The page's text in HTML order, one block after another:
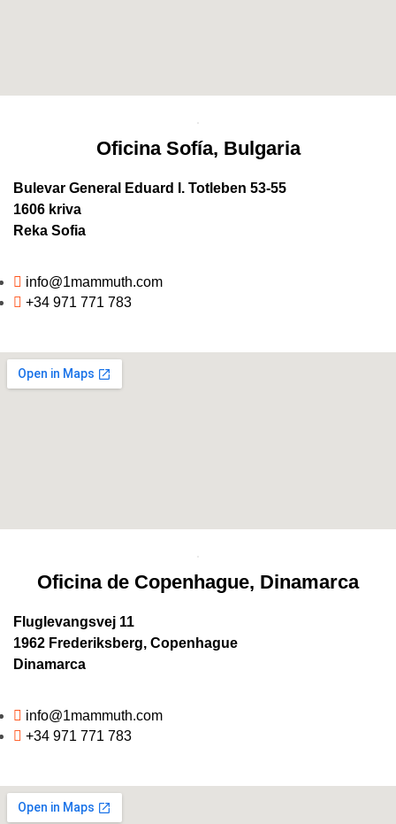
Oficina Sofía, Bulgaria
Bulevar General Eduard I. Totleben 53-55
1606 kriva
Reka Sofia
info@1mammuth.com
+34 971 771 783
Oficina de Copenhague, Dinamarca
Fluglevangsvej 11
1962 Frederiksberg, Copenhague
Dinamarca
info@1mammuth.com
+34 971 771 783